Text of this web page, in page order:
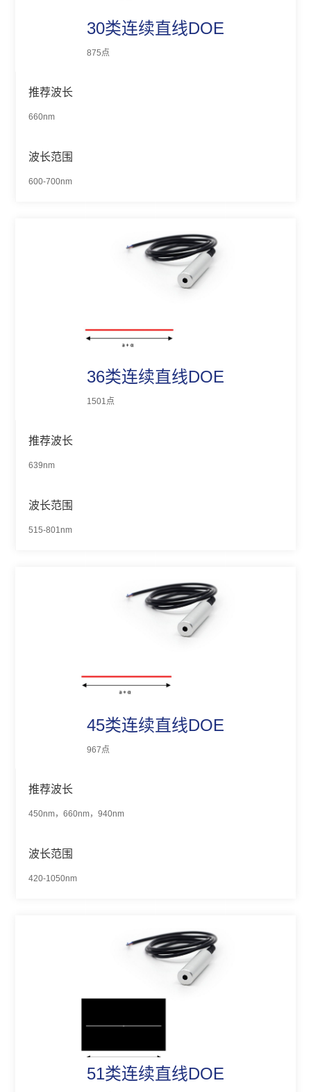
30类连续直线DOE
875点
推荐波长
660nm
波长范围
600-700nm
36类连续直线DOE
1501点
推荐波长
639nm
波长范围
515-801nm
45类连续直线DOE
967点
推荐波长
450nm，660nm，940nm
波长范围
420-1050nm
51类连续直线DOE